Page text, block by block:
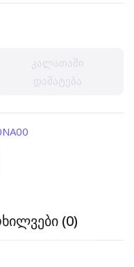
კალათაში
დამატება
(0)